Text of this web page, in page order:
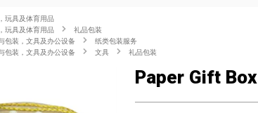
玩具及体育用品
玩具及体育用品
礼品包装
包装，文具及办公设备
纸类包装服务
包装，文具及办公设备 文具 礼品包装
Paper Gift Box